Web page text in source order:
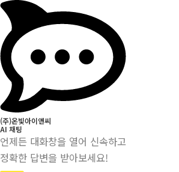
(주)온빛아이앤씨
AI 채팅
언제든 대화창을 열어 신속하고
정확한 답변을 받아보세요!